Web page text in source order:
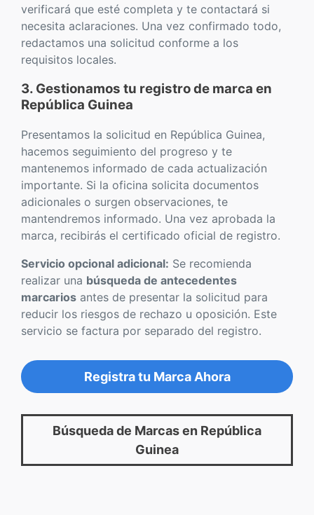
verificará que esté completa y te contactará si
necesita aclaraciones. Una vez confirmado todo,
redactamos una solicitud conforme a los
requisitos locales.
3. Gestionamos tu registro de marca en
República Guinea
Presentamos la solicitud en República Guinea,
hacemos seguimiento del progreso y te
mantenemos informado de cada actualización
importante. Si la oficina solicita documentos
adicionales o surgen observaciones, te
mantendremos informado. Una vez aprobada la
marca, recibirás el certificado oficial de registro.
Servicio opcional adicional: Se recomienda
realizar una búsqueda de antecedentes
marcarios antes de presentar la solicitud para
reducir los riesgos de rechazo u oposición. Este
servicio se factura por separado del registro.
Registra tu Marca Ahora
Búsqueda de Marcas en República
Guinea